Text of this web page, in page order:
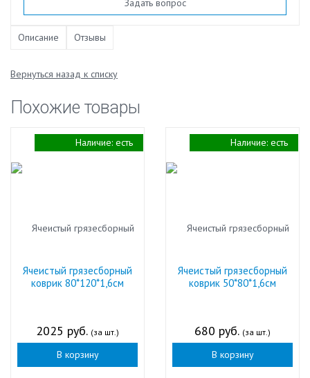
Описание Отзывы
Вернуться назад к списку
Похожие товары
Ячеистый грязесборный
коврик 80*120*1,6см
2025 руб. (за шт.)
В корзину
Наличие: есть
Ячеистый грязесборный
коврик 50*80*1,6см
680 руб. (за шт.)
В корзину
Наличие: есть